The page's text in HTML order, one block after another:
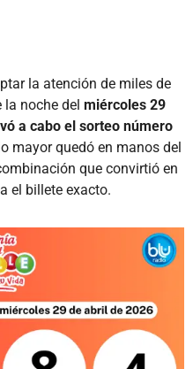
la atención de miles de
la noche del miércoles 29
a cabo el sorteo número
mayor quedó en manos del
que convirtió en
el billete exacto.